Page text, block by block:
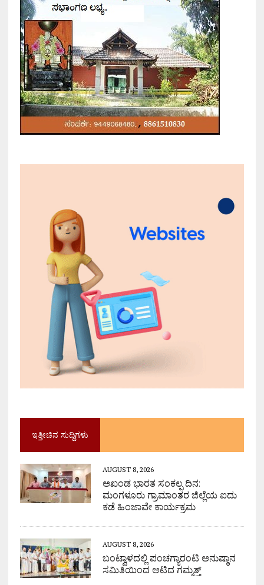
ಇತ್ತೀಚಿನ ಸುದ್ದಿಗಳು
AUGUST 8, 2026
ಅಖಂಡ ಭಾರತ ಸಂಕಲ್ಪ ದಿನ:
ಮಂಗಳೂರು ಗ್ರಾಮಾಂತರ ಜಿಲ್ಲೆಯ ಐದು
ಕಡೆ ಹಿಂಜಾವೇ ಕಾರ್ಯಕ್ರಮ
AUGUST 8, 2026
ಬಂಟ್ವಾಳದಲ್ಲಿ ಪಂಚಗ್ಯಾರಂಟಿ ಅನುಷ್ಠಾನ
ಸಮಿತಿಯಿಂದ ಆಟಿದ ಗಮ್ಮತ್ತ್